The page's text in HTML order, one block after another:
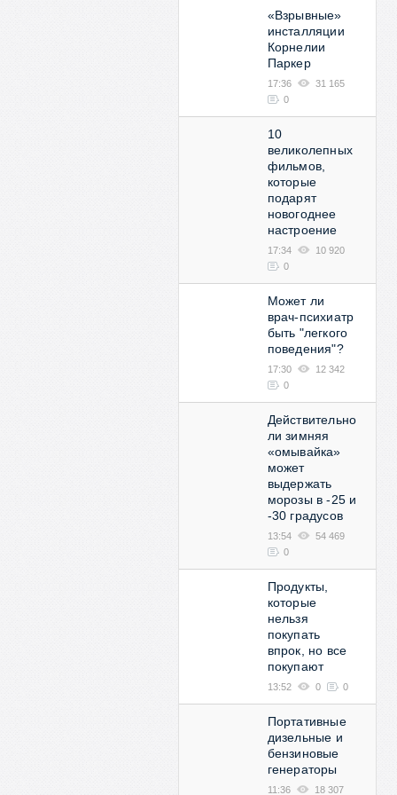
«Взрывные»
инсталляции
Корнелии
Паркер
17:36
31 165
0
10
великолепных
фильмов,
которые
подарят
новогоднее
настроение
17:34
10 920
0
Может ли
врач-психиатр
быть "легкого
поведения"?
17:30
12 342
0
Действительно
ли зимняя
«омывайка»
может
выдержать
морозы в -25 и
-30 градусов
13:54
54 469
0
Продукты,
которые
нельзя
покупать
впрок, но все
покупают
13:52 0 0
Портативные
дизельные и
бензиновые
генераторы
11:36 18 307